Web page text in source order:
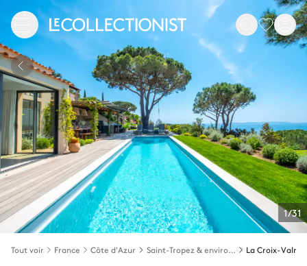
1/31
Tout voir France Côte d'Azur Saint-Tropez & environs La Croix-